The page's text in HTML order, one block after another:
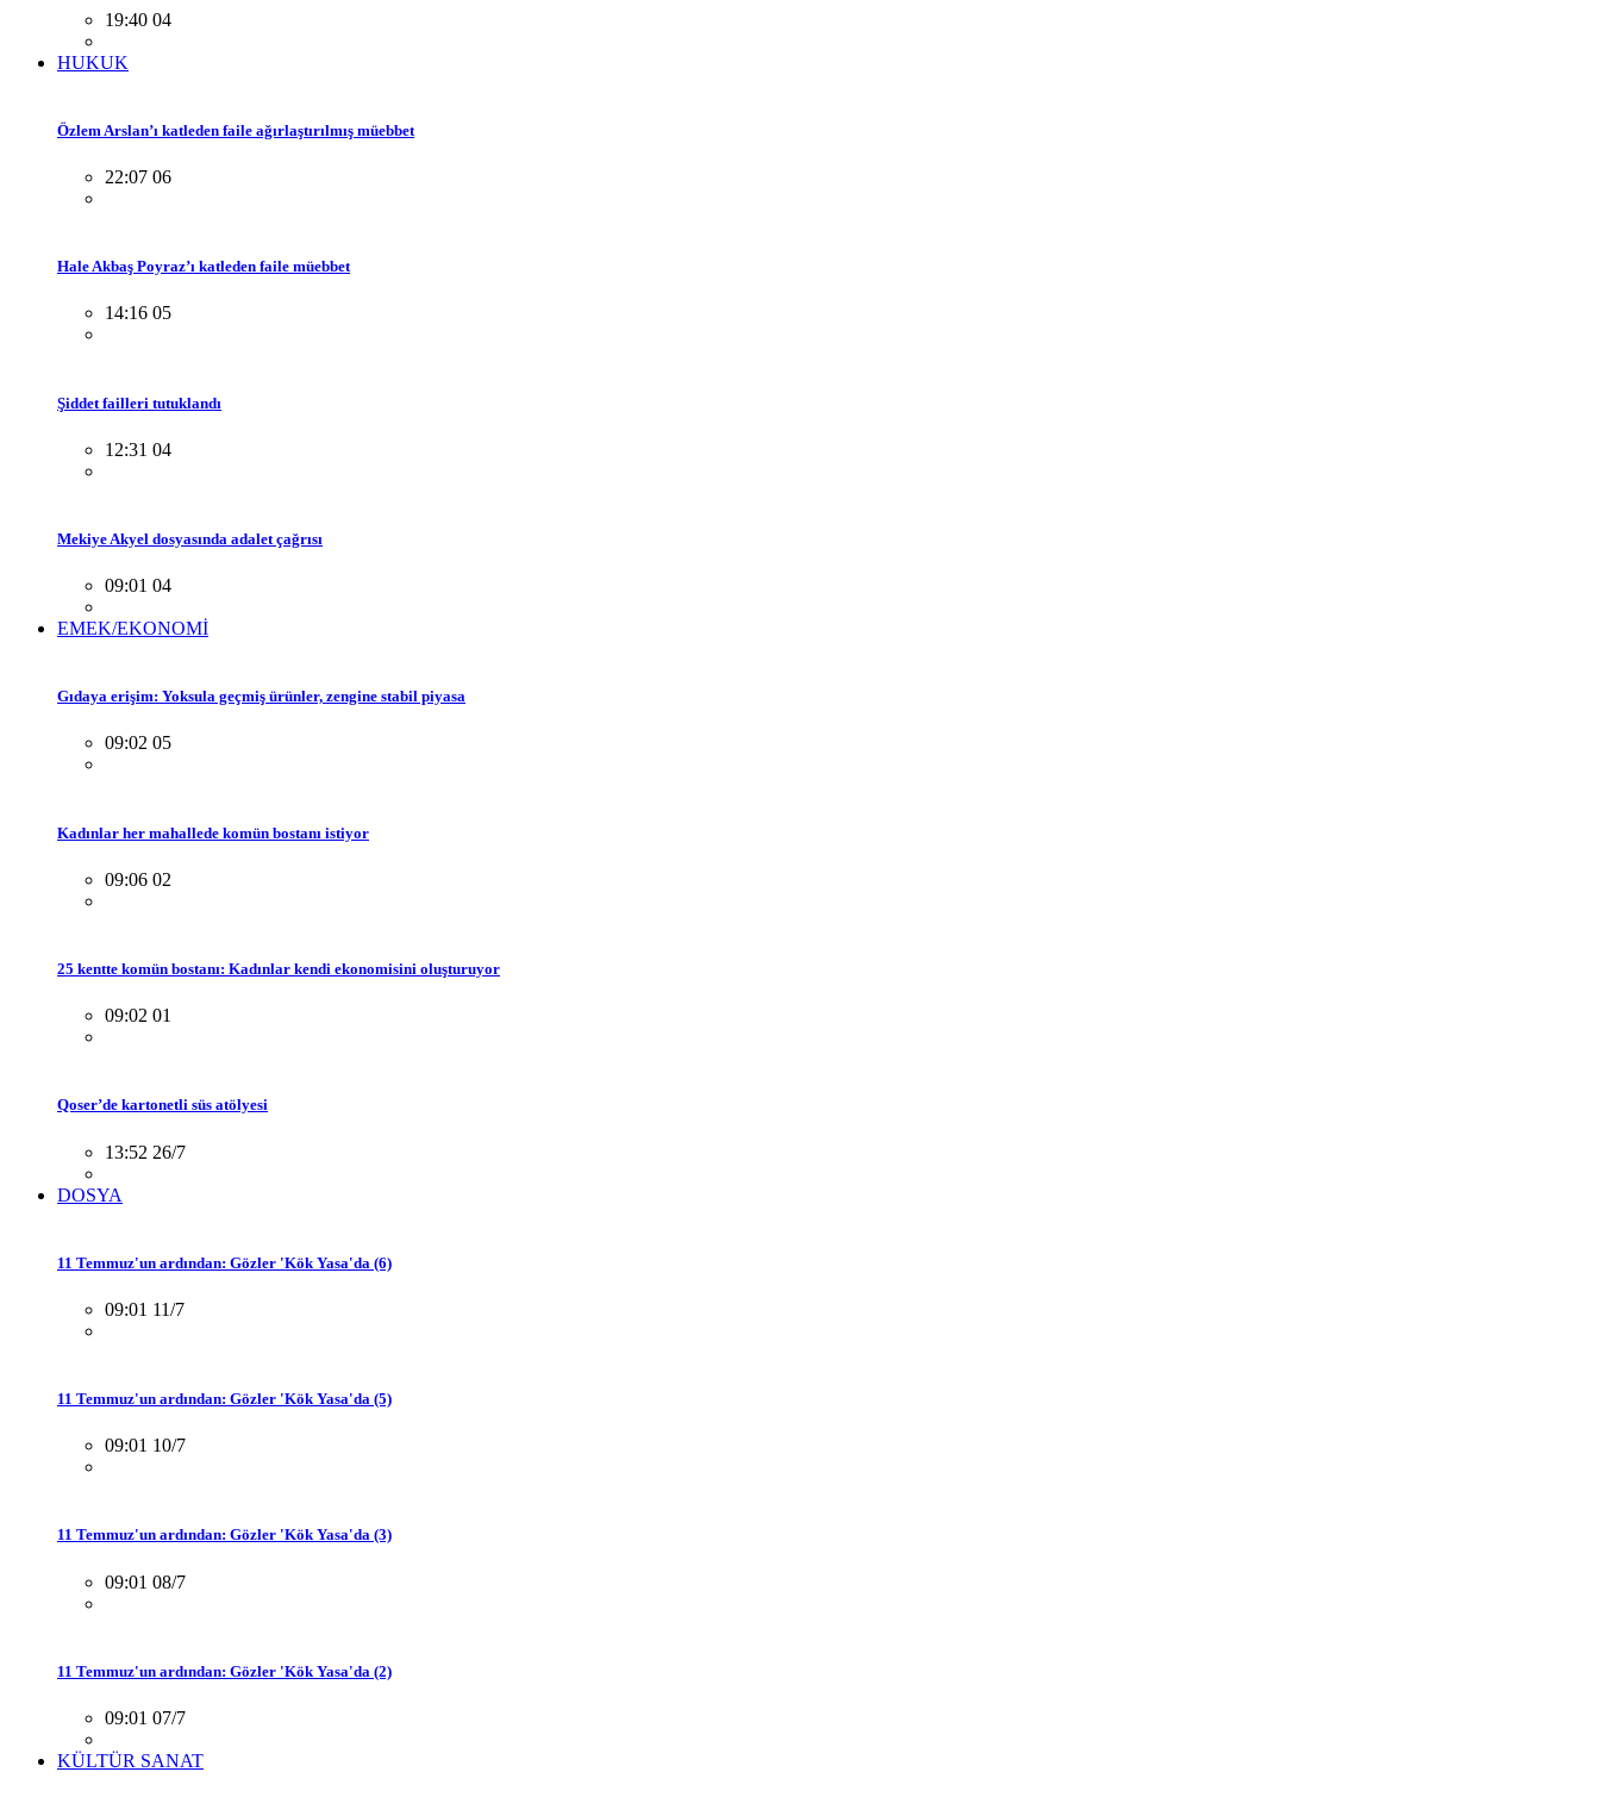
19:40 04
HUKUK
Özlem Arslan’ı katleden faile ağırlaştırılmış müebbet
22:07 06
Hale Akbaş Poyraz’ı katleden faile müebbet
14:16 05
Şiddet failleri tutuklandı
12:31 04
Mekiye Akyel dosyasında adalet çağrısı
09:01 04
EMEK/EKONOMİ
Gıdaya erişim: Yoksula geçmiş ürünler, zengine stabil piyasa
09:02 05
Kadınlar her mahallede komün bostanı istiyor
09:06 02
25 kentte komün bostanı: Kadınlar kendi ekonomisini oluşturuyor
09:02 01
Qoser’de kartonetli süs atölyesi
13:52 26/7
DOSYA
11 Temmuz'un ardından: Gözler 'Kök Yasa'da (6)
09:01 11/7
11 Temmuz'un ardından: Gözler 'Kök Yasa'da (5)
09:01 10/7
11 Temmuz'un ardından: Gözler 'Kök Yasa'da (3)
09:01 08/7
11 Temmuz'un ardından: Gözler 'Kök Yasa'da (2)
09:01 07/7
KÜLTÜR SANAT